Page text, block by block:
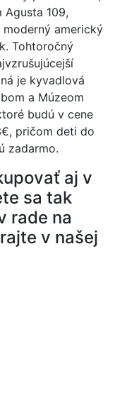
109,
americký
Tohtoročný
je kyvadlová
a Múzeom
budú v cene
pričom deti do
zadarmo.
aj v
sa tak
rade na
v našej